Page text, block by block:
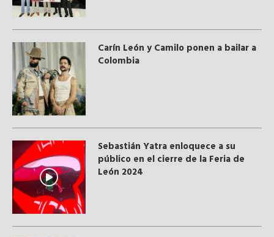
Carín León y Camilo ponen a bailar a
Colombia
Sebastián Yatra enloquece a su
público en el cierre de la Feria de
León 2024